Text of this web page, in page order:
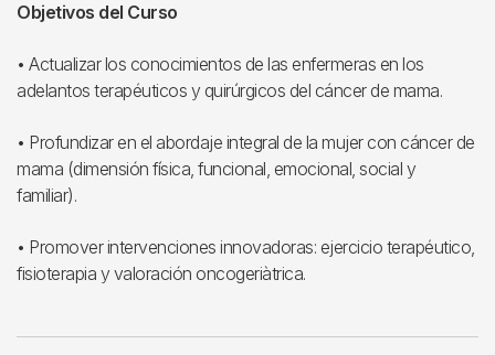
Objetivos del Curso
• Actualizar los conocimientos de las enfermeras en los
adelantos terapéuticos y quirúrgicos del cáncer de mama.
• Profundizar en el abordaje integral de la mujer con cáncer de
mama (dimensión física, funcional, emocional, social y
familiar).
• Promover intervenciones innovadoras: ejercicio terapéutico,
fisioterapia y valoración oncogeriàtrica.